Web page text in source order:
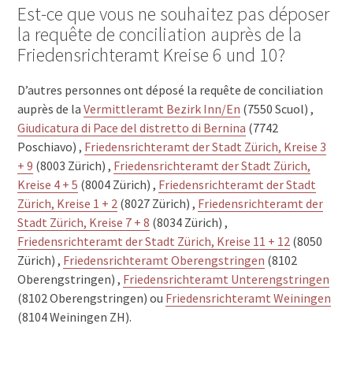
Est-ce que vous ne souhaitez pas déposer
la requête de conciliation auprès de la
Friedensrichteramt Kreise 6 und 10?
D’autres personnes ont déposé la requête de conciliation
auprès de laVermittleramt Bezirk Inn/En (7550 Scuol) ,
Giudicatura di Pace del distretto di Bernina (7742
Poschiavo) , Friedensrichteramt der Stadt Zürich, Kreise 3
+ 9 (8003 Zürich) , Friedensrichteramt der Stadt Zürich,
Kreise 4 + 5 (8004 Zürich) , Friedensrichteramt der Stadt
Zürich, Kreise 1 + 2 (8027 Zürich) , Friedensrichteramt der
Stadt Zürich, Kreise 7 + 8 (8034 Zürich) ,
Friedensrichteramt der Stadt Zürich, Kreise 11 + 12 (8050
Zürich) , Friedensrichteramt Oberengstringen (8102
Oberengstringen) , Friedensrichteramt Unterengstringen
(8102 Oberengstringen) ou Friedensrichteramt Weiningen
(8104 Weiningen ZH).